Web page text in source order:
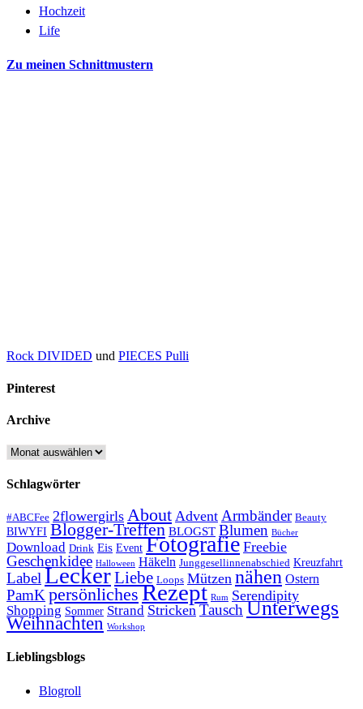
Hochzeit
Life
Zu meinen Schnittmustern
Rock DIVIDED und PIECES Pulli
Pinterest
Archive
Archive
Schlagwörter
#ABCFee 2flowergirls About Advent Armbänder Beauty
BIWYFI Blogger-Treffen BLOGST Blumen Bücher
Download Drink Eis Event Fotografie Freebie
Geschenkidee Halloween Häkeln Junggesellinnenabschied Kreuzfahrt
Label LeckerLiebe Loops Mützen nähen Ostern
PamK persönliches Rezept Rum Serendipity
Shopping Sommer Strand Stricken Tausch Unterwegs
Weihnachten Workshop
Lieblingsblogs
Blogroll